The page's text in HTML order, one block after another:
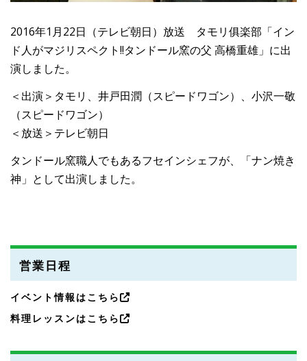
2016年1月22日（テレビ朝日）放送 タモリ俱楽部「イン
ド人がマジリスペクト!!タンドール窯の父 高橋重雄」に出
演しました。
＜出演＞タモリ、井戸田潤（スピードワゴン）、小沢一敬
（スピードワゴン）
＜放送＞テレビ朝日
タンドール窯職人でもあるフセインシェフが、「ナン焼き
神」として出演しました。
営業日程
イベント情報はこちら
料理レッスンはこちら